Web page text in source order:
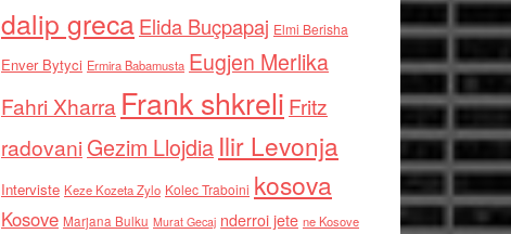
dalip grecaElida Buçpapaj Elmi Berisha
Enver Bytyci Ermira Babamusta Eugjen Merlika
Fahri Xharra Frank shkreli Fritz
radovaniGezim Llojdia Ilir Levonja
Interviste Keze Kozeta Zylo Kolec Traboini kosova
Kosove Marjana Bulku Murat Gecaj nderroi jete ne Kosove